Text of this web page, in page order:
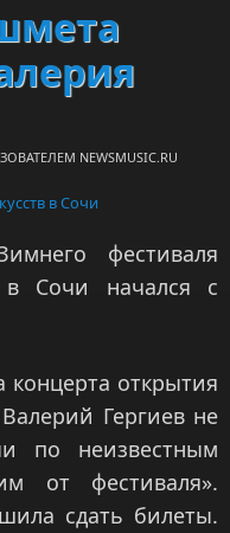
NEWSMUSIC.RU
в Сочи
фестиваля
Сочи начался с
открытия
Гергиев не
по неизвестным
от фестиваля».
сдать билеты.